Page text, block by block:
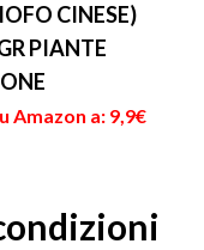
CINESE)
PIANTE
Amazon a: 9,9€